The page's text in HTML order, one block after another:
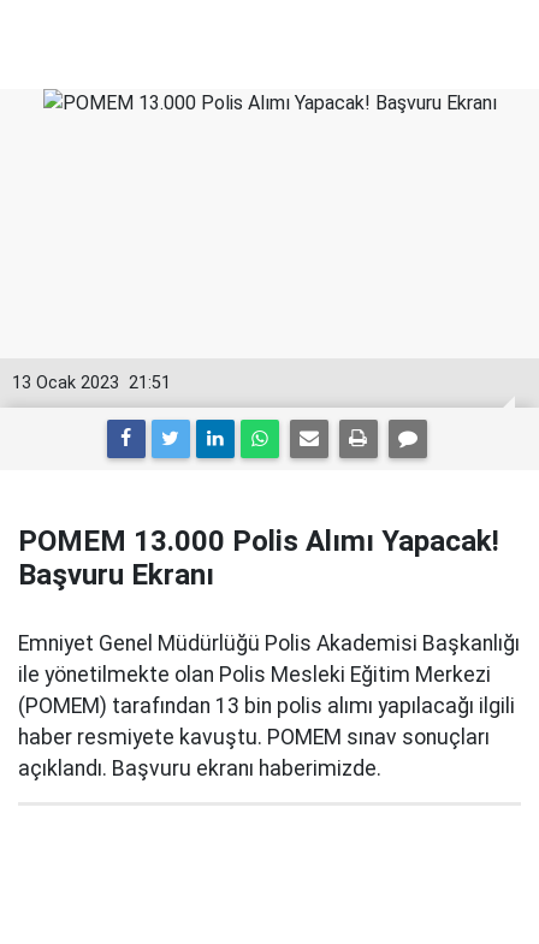
21:51
13 Ocak 2023
POMEM 13.000 Polis Alımı Yapacak!
Başvuru Ekranı
Emniyet Genel Müdürlüğü Polis Akademisi Başkanlığı
ile yönetilmekte olan Polis Mesleki Eğitim Merkezi
(POMEM) tarafından 13 bin polis alımı yapılacağı ilgili
haber resmiyete kavuştu. POMEM sınav sonuçları
açıklandı. Başvuru ekranı haberimizde.